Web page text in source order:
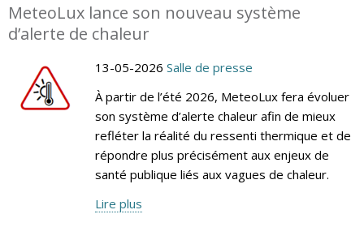
MeteoLux lance son nouveau système
d’alerte de chaleur
13-05-2026 Salle de presse
À partir de l’été 2026, MeteoLux fera évoluer
son système d’alerte chaleur afin de mieux
refléter la réalité du ressenti thermique et de
répondre plus précisément aux enjeux de
santé publique liés aux vagues de chaleur.
Lire plus